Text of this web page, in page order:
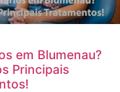
em Blumenau?
Principais